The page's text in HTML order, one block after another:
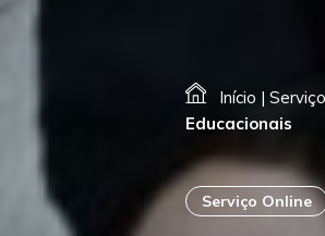
Início |
Educacionais
Serviço Online